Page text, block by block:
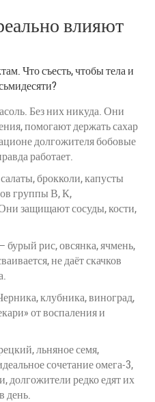
влияют
Что съесть, чтобы тела и
Без них никуда. Они
помогают держать сахар
долгожителя бобовые
работает.
брокколи, капусты
группы В, К,
защищают сосуды, кости,
рис, овсянка, ячмень,
не даёт скачков
клубника, виноград,
от воспаления и
льняное семя,
сочетание омега-3,
долгожители редко едят их
день.